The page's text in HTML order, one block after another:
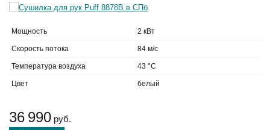
Мощность 2 кВт
Скорость потока 84 м/с
Температура воздуха 43 °C
Цвет белый
36 990 руб.